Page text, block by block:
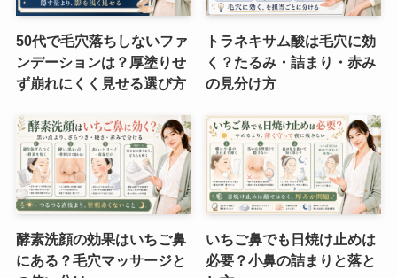
50代で毛穴落ちしないファ
ンデーションは？厚塗りせ
ず崩れにくく見せる選び方
トラネキサム酸は毛穴に効
く？たるみ・詰まり・赤み
の見分け方
酵素洗顔の効果はいちご鼻
にある？毛穴マッサージと
いちご鼻でも日焼け止めは
必要？小鼻の詰まりと落と